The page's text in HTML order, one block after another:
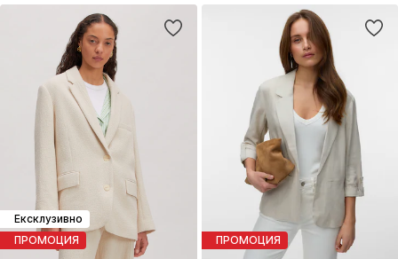
Ексклузивно
ПРОМОЦИЯ
ПРОМОЦИЯ